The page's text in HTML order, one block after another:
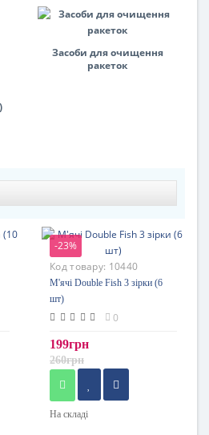
Засоби для очищення
ракеток
-23%
Код товару: 10440
М'ячі Double Fish 3 зірки (6
шт)
0
199грн
260грн
На складі